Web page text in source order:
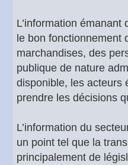
L’information
le bon fonctionnement
marchandises, des
publique de nature
disponible, les acteurs
prendre les décisions
L’information du
un point tel que la
principalement de